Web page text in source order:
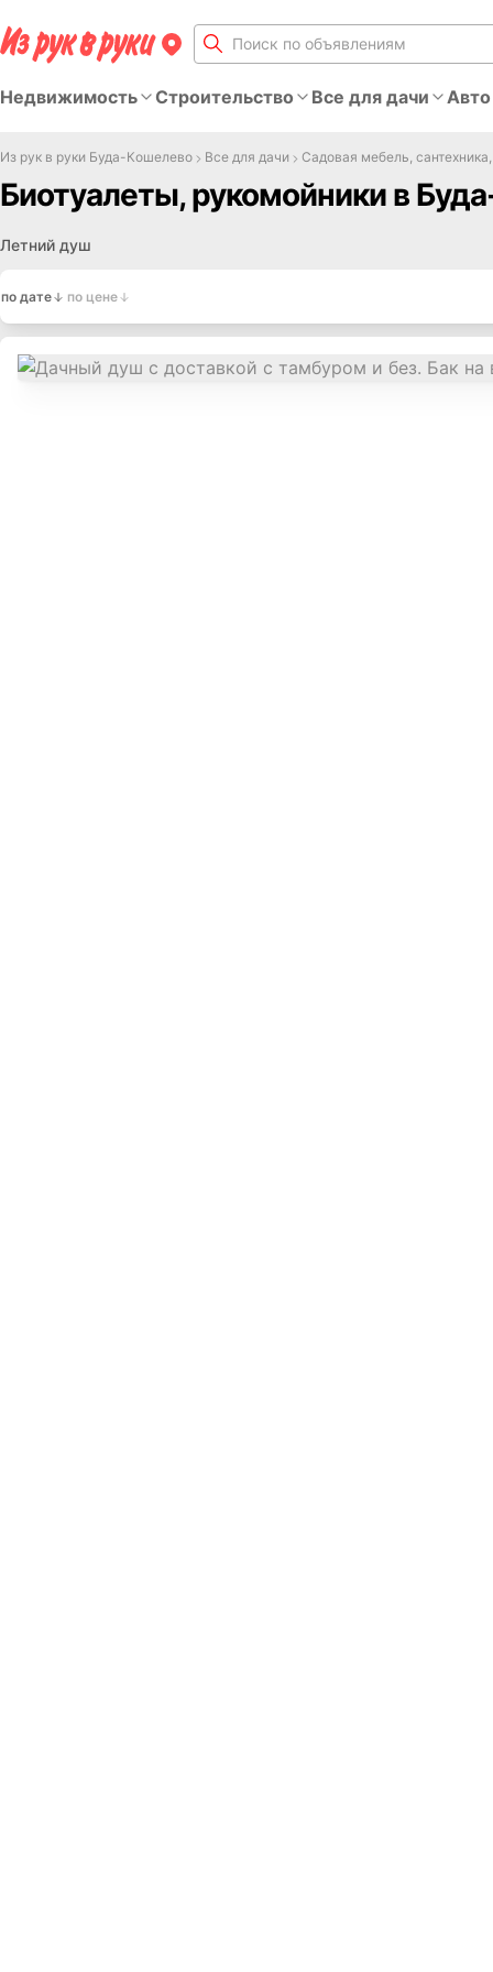
Недвижимость Строительство Все для дачи
Из рук в руки Буда-Кошелево Все для дачи Садовая мебель,
Биотуалеты, рукомойники в
Летний душ
по дате по цене